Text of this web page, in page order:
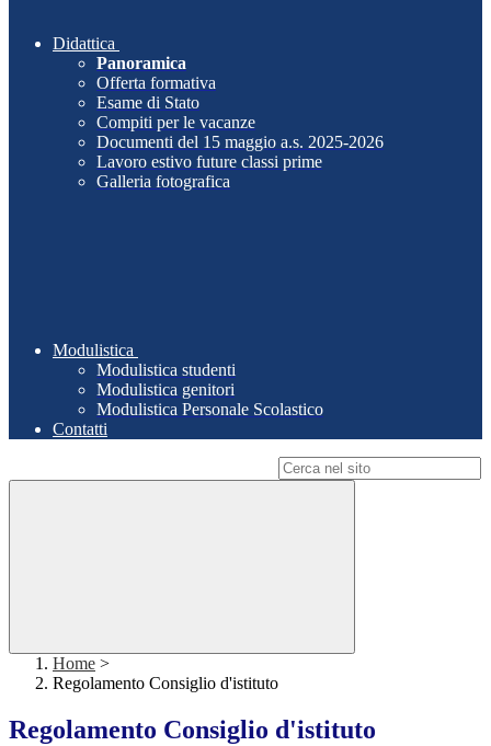
Didattica
Panoramica
Offerta formativa
Esame di Stato
Compiti per le vacanze
Documenti del 15 maggio a.s. 2025-2026
Lavoro estivo future classi prime
Galleria fotografica
Modulistica
Modulistica studenti
Modulistica genitori
Modulistica Personale Scolastico
Contatti
Home >
Regolamento Consiglio d'istituto
Regolamento Consiglio d'istituto